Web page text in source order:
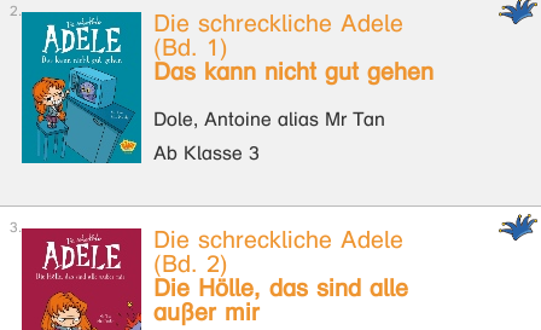
Die schreckliche Adele
(Bd. 1)
Das kann nicht gut gehen
Dole, Antoine alias Mr Tan
Ab Klasse 3
Die schreckliche Adele
(Bd. 2)
Die Hölle, das sind alle
außer mir